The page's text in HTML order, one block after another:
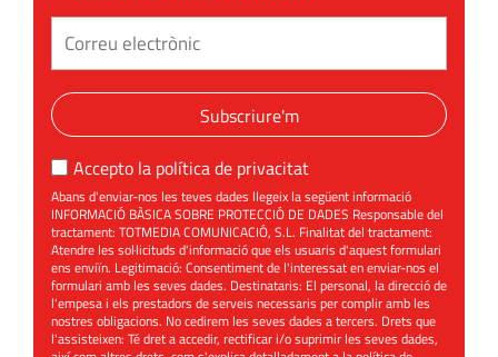
Subscriure'm
Accepto la política de privacitat
Abans d'enviar-nos les teves dades llegeix la següent informació
INFORMACIÓ BÀSICA SOBRE PROTECCIÓ DE DADES Responsable del
tractament: TOTMEDIA COMUNICACIÓ, S.L. Finalitat del tractament:
Atendre les sol·licituds d'informació que els usuaris d'aquest formulari
ens enviïn. Legitimació: Consentiment de l'interessat en enviar-nos el
formulari amb les seves dades. Destinataris: El personal, la direcció de
l'empesa i els prestadors de serveis necessaris per complir amb les
nostres obligacions. No cedirem les seves dades a tercers. Drets que
l'assisteixen: Té dret a accedir, rectificar i/o suprimir les seves dades,